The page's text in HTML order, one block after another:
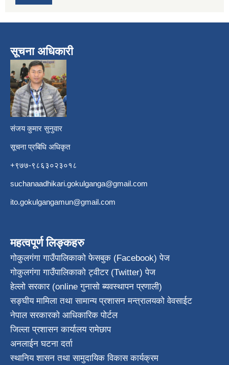
सूचना अधिकारी
संजय कुमार सुनुवार
सूचना प्रबिधि अधिकृत
+९७७-९८६३०२३०१८
suchanaadhikari.gokulganga@gmail.com
ito.gokulgangamun@gmail.com
महत्वपूर्ण लिङ्कहरु
गोकुलगंगा गाउँपालिकाको फेसबुक (Facebook) पेज
गोकुलगंगा गाउँपालिकाको ट्वीटर (Twitter) पेज
हेल्लो सरकार (online गुनासो ब्यवस्थापन प्रणाली)
सङ्घीय मामिला तथा सामान्य प्रशासन मन्त्रालयको वेवसाईट
नेपाल सरकारको आधिकारिक पोर्टल
जिल्ला प्रशासन कार्यालय रामेछाप
अनलाईन घटना दर्ता
स्थानिय शासन तथा सामुदायिक विकास कार्यक्रम